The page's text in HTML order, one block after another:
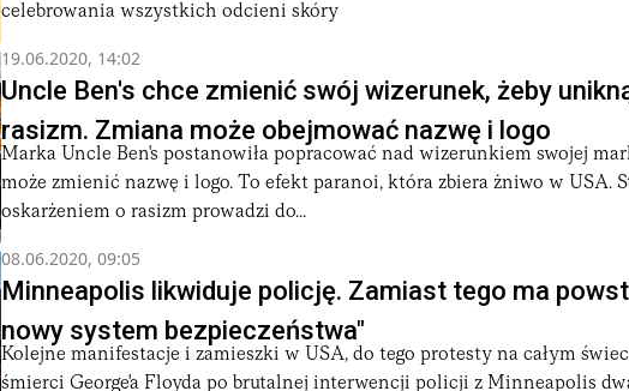
celebrowania wszystkich odcieni skóry
19.06.2020, 14:02
Uncle Ben's chce zmienić swój wizerunek, żeby
rasizm. Zmiana może obejmować nazwę i logo
Marka Uncle Ben's postanowiła popracować nad wizerunkiem swojej
może zmienić nazwę i logo. To efekt paranoi, która zbiera żniwo w USA.
oskarżeniem o rasizm prowadzi do...
08.06.2020, 09:05
Minneapolis likwiduje policję. Zamiast tego ma
nowy system bezpieczeństwa"
Kolejne manifestacje i zamieszki w USA, do tego protesty na całym
śmierci George'a Floyda po brutalnej interwencji policji z Minneapolis